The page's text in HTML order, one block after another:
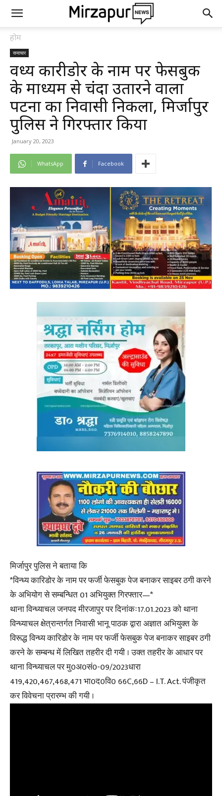
होम
समाचार
विंध्य कारीडोर के नाम पर फेसबुक
के माध्यम से चंदा उतारने वाला
पटना का निवासी निकला, मिर्जापुर
पुलिस ने गिरफ्तार किया
January 20, 2023
WhatsApp Facebook
मिर्जापुर पुलिस ने बताया कि
*विन्ध्य कारिडोर के नाम पर फर्जी फेसबुक पेज बनाकर साइबर ठगी करने
के अभियोग से सम्बन्धित 01 अभियुक्त गिरफ्तार—*
थाना विन्ध्याचल जनपद मीरजापुर पर दिनांकः17.01.2023 को थाना
विन्ध्याचल क्षेत्रान्तर्गत निवासी भानू पाठक द्वारा अज्ञात अभियुक्त के
विरूद्ध विन्ध्य कारिडोर के नाम पर फर्जी फेसबुक पेज बनाकर साइबर ठगी
करने के सम्बन्ध में लिखित तहरीर दी गयी । उक्त तहरीर के आधार पर
थाना विन्ध्याचल पर मु0अ0सं0-09/2023धारा
419,420,467,468,471 भा0द0वि0 66C,66D – I.T. Act. पंजीकृत
कर विवेचना प्रारम्भ की गयी ।